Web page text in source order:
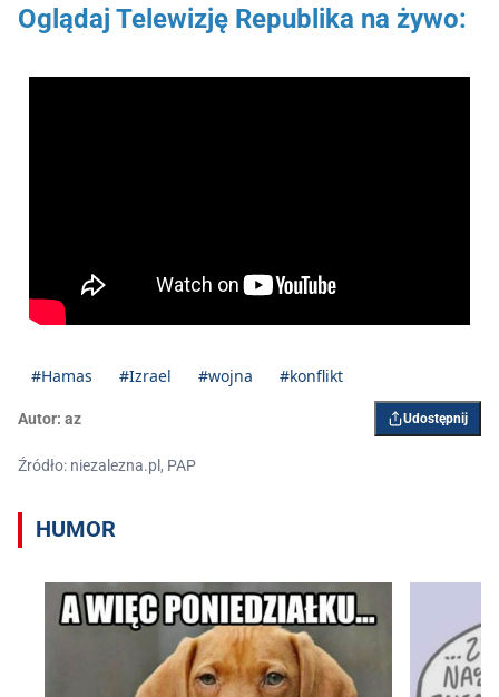
Oglądaj Telewizję Republika na żywo:
#Hamas #Izrael #wojna #konflikt
Autor: az Udostępnij
Źródło: niezalezna.pl, PAP
HUMOR